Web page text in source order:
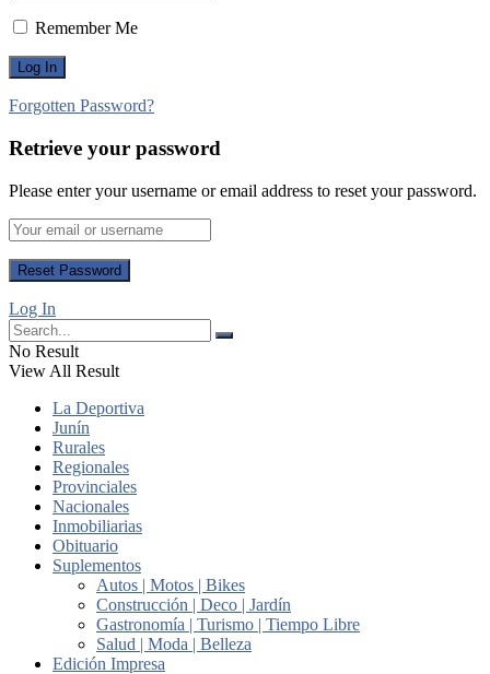
Remember Me
Forgotten Password?
Retrieve your password
Please enter your username or email address to reset your password.
Log In
No Result
View All Result
La Deportiva
Junín
Rurales
Regionales
Provinciales
Nacionales
Inmobiliarias
Obituario
Suplementos
Autos | Motos | Bikes
Construcción | Deco | Jardín
Gastronomía | Turismo | Tiempo Libre
Salud | Moda | Belleza
Edición Impresa